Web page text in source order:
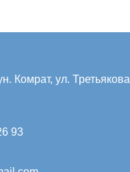
Комрат, ул. Третьякова
93